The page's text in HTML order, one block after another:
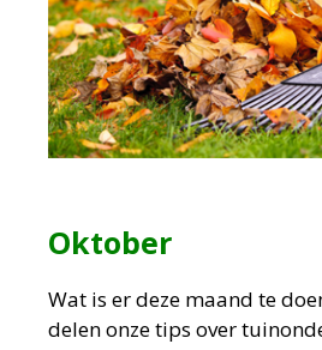
Oktober
Wat is er deze maand te
delen onze tips over